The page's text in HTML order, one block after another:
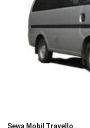
Sewa Mobil Travello